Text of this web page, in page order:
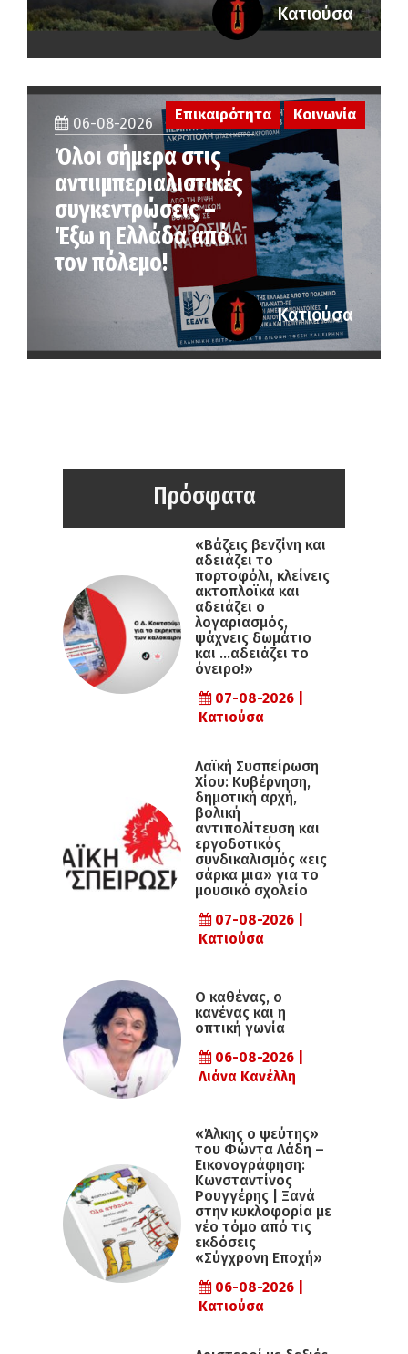
Κατιούσα
06-08-2026
Όλοι σήμερα στις
αντιιμπεριαλιστικές
συγκεντρώσεις –
Έξω η Ελλάδα από
τον πόλεμο!
Επικαιρότητα Κοινωνία
Κατιούσα
Πρόσφατα
«Βάζεις βενζίνη και
αδειάζει το
πορτοφόλι, κλείνεις
ακτοπλοϊκά και
αδειάζει ο
λογαριασμός,
ψάχνεις δωμάτιο
και …αδειάζει το
όνειρο!»
07-08-2026 |
Κατιούσα
Λαϊκή Συσπείρωση
Χίου: Κυβέρνηση,
δημοτική αρχή,
βολική
αντιπολίτευση και
εργοδοτικός
συνδικαλισμός «εις
σάρκα μια» για το
μουσικό σχολείο
07-08-2026 |
Κατιούσα
Ο καθένας, ο
κανένας και η
οπτική γωνία
06-08-2026 |
Λιάνα Κανέλλη
«Άλκης ο ψεύτης»
του Φώντα Λάδη –
Εικονογράφηση:
Κωνσταντίνος
Ρουγγέρης | Ξανά
στην κυκλοφορία με
νέο τόμο από τις
εκδόσεις
«Σύγχρονη Εποχή»
06-08-2026 |
Κατιούσα